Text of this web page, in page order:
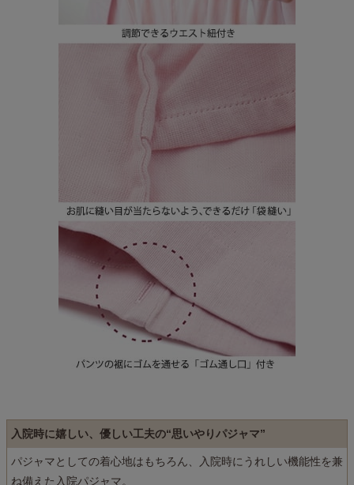
入院時に嬉しい、優しい工夫の“思いやりパジャマ”
パジャマとしての着心地はもちろん、入院時にうれしい機能性を兼
ね備えた入院パジャマ。